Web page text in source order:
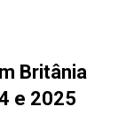
Britânia
e 2025